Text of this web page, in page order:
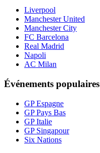
Liverpool
Manchester United
Manchester City
FC Barcelona
Real Madrid
Napoli
AC Milan
Événements populaires
GP Espagne
GP Pays Bas
GP Italie
GP Singapour
Six Nations